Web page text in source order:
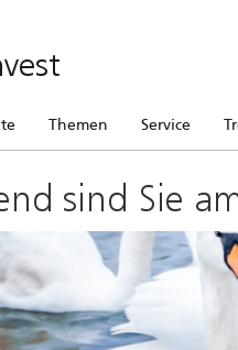
Themen Service
sind Sie